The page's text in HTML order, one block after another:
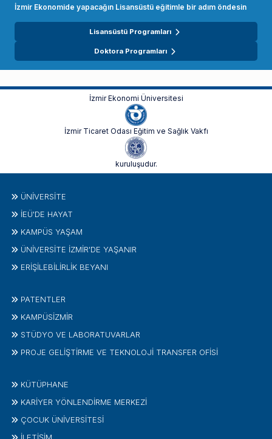
İzmir Ekonomide yapacağın Lisansüstü eğitimle bir adım öndesin
Lisansüstü Programları
Doktora Programları
İzmir Ekonomi Üniversitesi
İzmir Ticaret Odası Eğitim ve Sağlık Vakfı
kuruluşudur.
ÜNIVERSITE
İEÜ'DE HAYAT
KAMPÜS YAŞAM
ÜNİVERSİTE İZMİR'DE YAŞANIR
ERİŞİLEBİLİRLİK BEYANI
PATENTLER
KAMPÜSİZMIR
STÜDYO VE LABORATUVARLAR
PROJE GELIŞTIRME VE TEKNOLOJI TRANSFER OFISI
KÜTÜPHANE
KARİYER YÖNLENDİRME MERKEZİ
ÇOCUK ÜNIVERSITESI